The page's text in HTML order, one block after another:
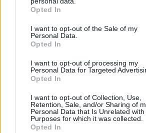
grant or deny consent to Google and its
use your data for below specified
consent section.
Opted In
I want to opt-out of the Sale of my
Personal Data.
Opted In
I want to opt-out of processing my
Personal Data for Targeted
Opted In
I want to opt-out of Collection, Use,
Retention, Sale, and/or Sharing of
Personal Data that Is Unrelated
Purposes for which it was collected.
Opted In
Μάλιστα, ως προς την
προϋπολογισμός
εμφανίσει φέτος
οικονομία βρίσκεται σε τροχιά
συρρίκνωσης για τον χρόνο
στα 24,5 δισεκατομμύρια
το ΑΕΠ θα μειωθεί κατά
λίγο παραπάνω»